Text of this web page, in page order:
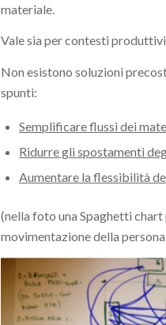
materiale.
Vale sia per contesti
Non esistono soluzioni
spunti:
Semplificare flussi dei
Ridurre gli spostamenti
Aumentare la flessibilità
(nella foto una Spaghetti
movimentazione della